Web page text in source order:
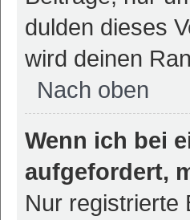
dulden dieses
wird deinen
Nach oben
Wenn ich bei
aufgefordert,
Nur registrierte